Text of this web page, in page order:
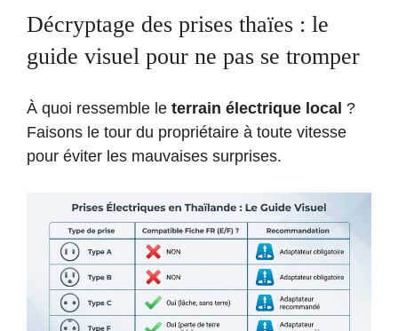
Décryptage des prises thaïes : le
guide visuel pour ne pas se tromper
À quoi ressemble le terrain électrique local ?
Faisons le tour du propriétaire à toute vitesse
pour éviter les mauvaises surprises.